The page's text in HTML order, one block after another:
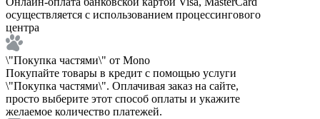
осуществляется с использованием процессингового
центра
\"Покупка частями\" от Mono
Покупайте товары в кредит с помощью услуги
\"Покупка частями\". Оплачивая заказ на сайте,
просто выберите этот способ оплаты и укажите
желаемое количество платежей.